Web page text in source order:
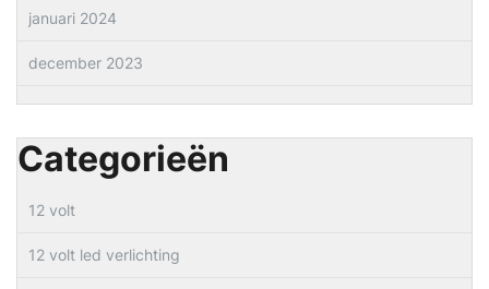
januari 2024
december 2023
Categorieën
12 volt
12 volt led verlichting